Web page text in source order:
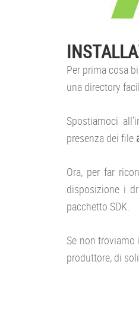
Per prima cosa
una directory
Spostiamoci
presenza dei file
Ora, per far
disposizione i
pacchetto SDK.
Se non
produttore, di